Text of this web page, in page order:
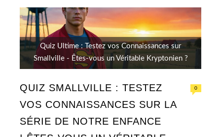
Quiz Ultime : Testez vos Connaissances sur
Smallville - Êtes-vous un Véritable Kryptonien ?
QUIZ SMALLVILLE : TESTEZ
VOS CONNAISSANCES SUR LA
SÉRIE DE NOTRE ENFANCE
0